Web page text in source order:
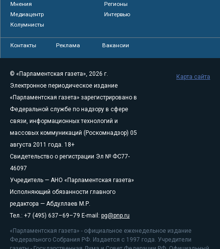
Мнения
Регионы
Медиацентр
Интервью
Колумнисты
Контакты Реклама Вакансии
© «Парламентская газета», 2026 г.
Электронное периодическое издание
«Парламентская газета» зарегистрировано в
Федеральной службе по надзору в сфере
связи, информационных технологий и
массовых коммуникаций (Роскомнадзор) 05
августа 2011 года. 18+
Свидетельство о регистрации Эл № ФС77-
46097
Учредитель — АНО «Парламентская газета»
Исполняющий обязанности главного
редактора — Абдуллаев М.Р.
Тел.: +7 (495) 637–69–79 E-mail: pg@pnp.ru
«Парламентская газета» - официальное еженедельное издание
Федерального Собрания РФ. Издается с 1997 года. Учредители
Карта сайта